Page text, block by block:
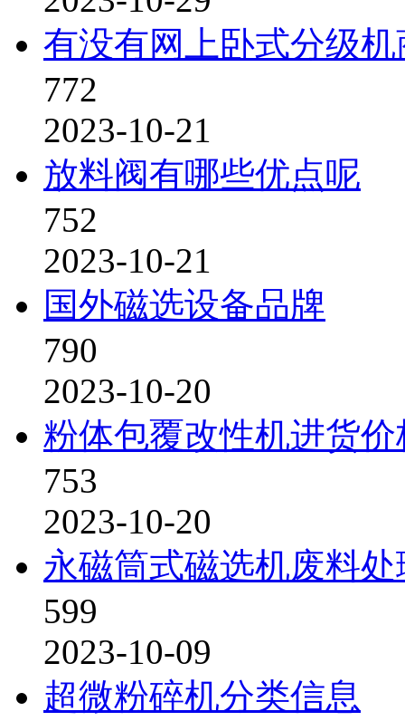
有没有网上卧式分级机
772
2023-10-21
放料阀有哪些优点呢
752
2023-10-21
国外磁选设备品牌
790
2023-10-20
粉体包覆改性机进货价
753
2023-10-20
永磁筒式磁选机废料
599
2023-10-09
超微粉碎机分类信息